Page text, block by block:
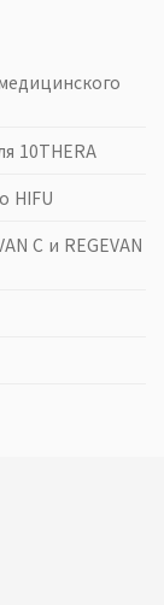
10THERA
HIFU
C и REGEVAN